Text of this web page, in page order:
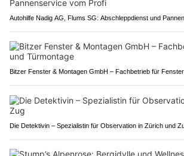
Autohilfe Nadig AG, Flums SG: Abschleppdienst und
Bitzer Fenster & Montagen GmbH – Fachbetrieb für
Die Detektivin – Spezialistin für Observation in Zürich und